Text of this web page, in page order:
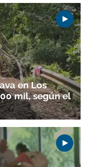
en Los
mil, según el